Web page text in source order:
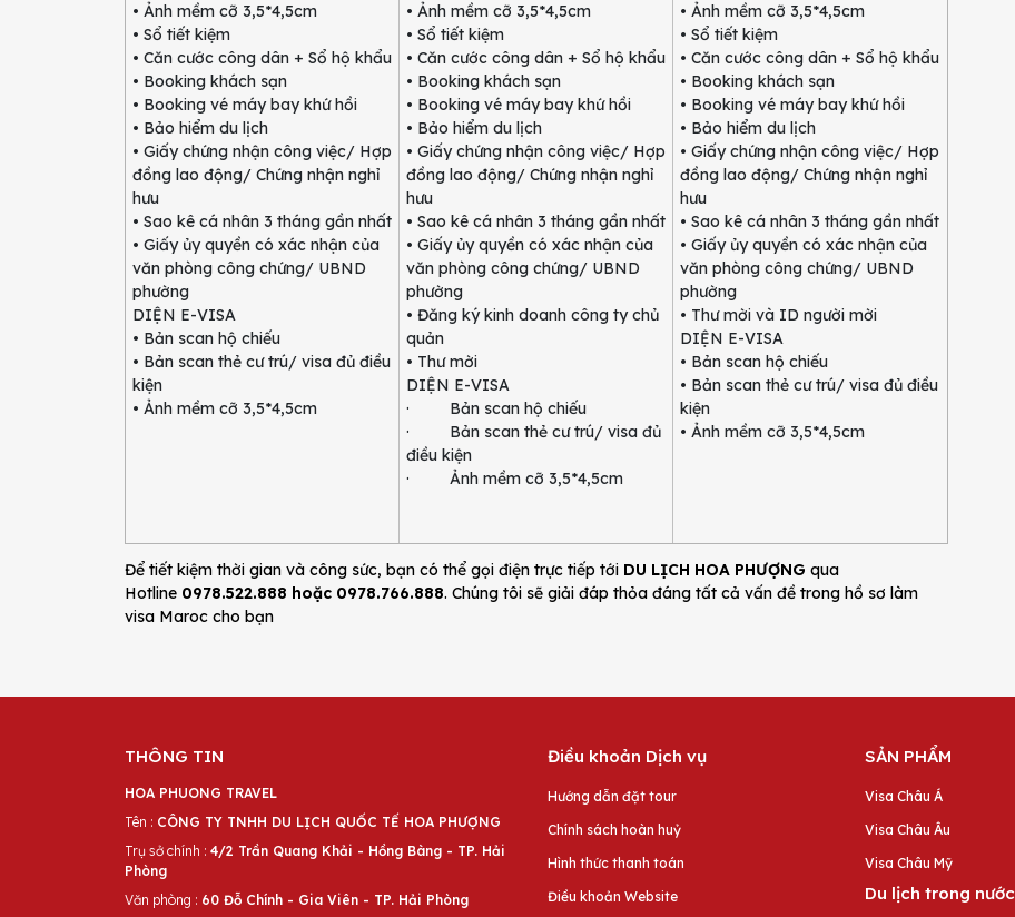
• Ảnh mềm cỡ 3,5*4,5cm
• Sổ tiết kiệm
• Căn cước công dân + Sổ hộ khẩu
• Booking khách sạn
• Booking vé máy bay khứ hồi
• Bảo hiểm du lịch
• Giấy chứng nhận công việc/ Hợp
đồng lao động/ Chứng nhận nghỉ
hưu
• Sao kê cá nhân 3 tháng gần nhất
• Giấy ủy quyền có xác nhận của
văn phòng công chứng/ UBND
phường
DIỆN E-VISA
• Bản scan hộ chiếu
• Bản scan thẻ cư trú/ visa đủ điều
kiện
• Ảnh mềm cỡ 3,5*4,5cm
• Ảnh mềm cỡ 3,5*4,5cm
• Sổ tiết kiệm
• Căn cước công dân + Sổ hộ khẩu
• Booking khách sạn
• Booking vé máy bay khứ hồi
• Bảo hiểm du lịch
• Giấy chứng nhận công việc/ Hợp
đồng lao động/ Chứng nhận nghỉ
hưu
• Sao kê cá nhân 3 tháng gần nhất
• Giấy ủy quyền có xác nhận của
văn phòng công chứng/ UBND
phường
• Đăng ký kinh doanh công ty chủ
quản
• Thư mời
DIỆN E-VISA
· Bản scan hộ chiếu
· Bản scan thẻ cư trú/ visa đủ
điều kiện
· Ảnh mềm cỡ 3,5*4,5cm
• Ảnh mềm cỡ 3,5*4,5cm
• Sổ tiết kiệm
• Căn cước công dân + Sổ hộ khẩu
• Booking khách sạn
• Booking vé máy bay khứ hồi
• Bảo hiểm du lịch
• Giấy chứng nhận công việc/ Hợp
đồng lao động/ Chứng nhận nghỉ
hưu
• Sao kê cá nhân 3 tháng gần nhất
• Giấy ủy quyền có xác nhận của
văn phòng công chứng/ UBND
phường
• Thư mời và ID người mời
DIỆN E-VISA
• Bản scan hộ chiếu
• Bản scan thẻ cư trú/ visa đủ điều
kiện
• Ảnh mềm cỡ 3,5*4,5cm
Để tiết kiệm thời gian và công sức, bạn có thể gọi điện trực tiếp tới DU LỊCH HOA PHƯỢNG qua
Hotline 0978.522.888 hoặc 0978.766.888. Chúng tôi sẽ giải đáp thỏa đáng tất cả vấn đề trong hồ sơ làm
visa Maroc cho bạn
THÔNG TIN
HOA PHUONG TRAVEL
Tên : CÔNG TY TNHH DU LỊCH QUỐC TẾ HOA PHƯỢNG
Trụ sở chính : 4/2 Trần Quang Khải - Hồng Bàng - TP. Hải
Phòng
Văn phòng : 60 Đỗ Chính - Gia Viên - TP. Hải Phòng
Điều khoản Dịch vụ
Hướng dẫn đặt tour
Chính sách hoàn huỷ
Hình thức thanh toán
Điều khoản Website
SẢN PHẨM
Visa Châu Á
Visa Châu Âu
Visa Châu Mỹ
Du lịch trong nước